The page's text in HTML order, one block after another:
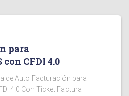
para
con CFDI 4.0
de Auto Facturación para
4.0 Con Ticket Factura